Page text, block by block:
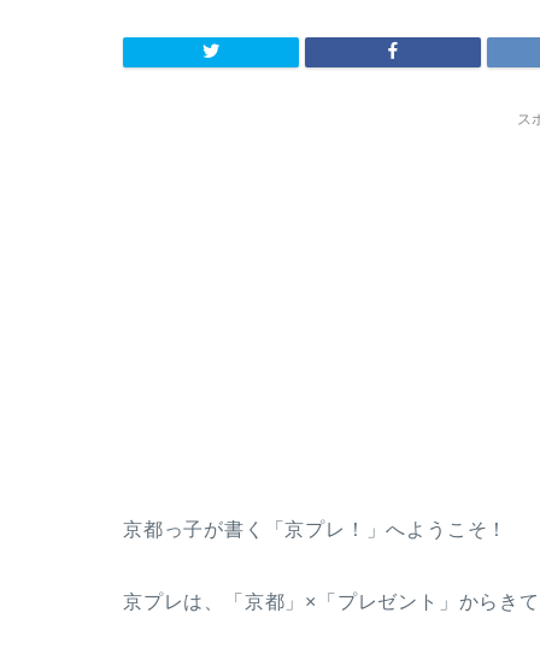
ス
京都っ子が書く「京プレ！」へようこそ！
京プレは、「京都」×「プレゼント」からきて